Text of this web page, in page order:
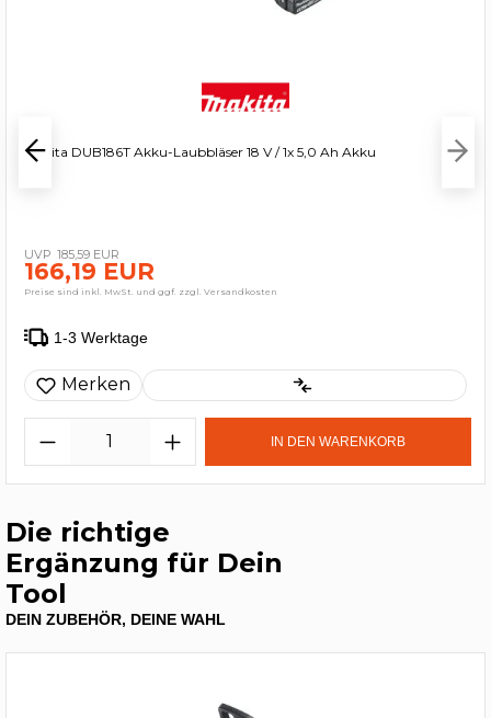
Makita DUB186T Akku-Laubbläser 18 V / 1x 5,0 Ah Akku
185,59 EUR
166,19 EUR
Preise sind inkl. MwSt. und ggf. zzgl. Versandkosten
1-3 Werktage
Merken
IN DEN WARENKORB
Die richtige
Ergänzung für Dein
Tool
DEIN ZUBEHÖR, DEINE WAHL